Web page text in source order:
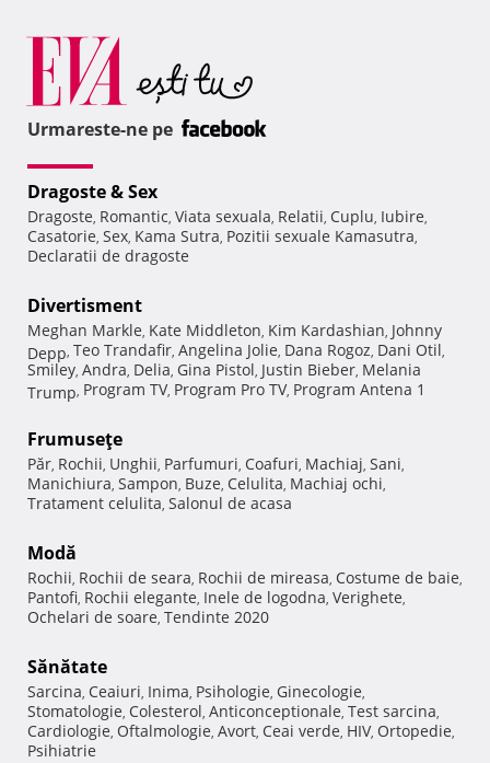
Urmareste-ne pe
Dragoste & Sex
Dragoste, Romantic, Viata sexuala, Relatii, Cuplu, Iubire,
Casatorie, Sex, Kama Sutra, Pozitii sexuale Kamasutra,
Declaratii de dragoste
Divertisment
Meghan Markle, Kate Middleton, Kim Kardashian, Johnny
Depp, Teo Trandafir, Angelina Jolie, Dana Rogoz, Dani Otil,
Smiley, Andra, Delia, Gina Pistol, Justin Bieber, Melania
Trump, Program TV, Program Pro TV, Program Antena 1
Frumuseţe
Păr, Rochii, Unghii, Parfumuri, Coafuri, Machiaj, Sani,
Manichiura, Sampon, Buze, Celulita, Machiaj ochi,
Tratament celulita, Salonul de acasa
Modă
Rochii, Rochii de seara, Rochii de mireasa, Costume de baie,
Pantofi, Rochii elegante, Inele de logodna, Verighete,
Ochelari de soare, Tendinte 2020
Sănătate
Sarcina, Ceaiuri, Inima, Psihologie, Ginecologie,
Stomatologie, Colesterol, Anticonceptionale, Test sarcina,
Cardiologie, Oftalmologie, Avort, Ceai verde, HIV, Ortopedie,
Psihiatrie